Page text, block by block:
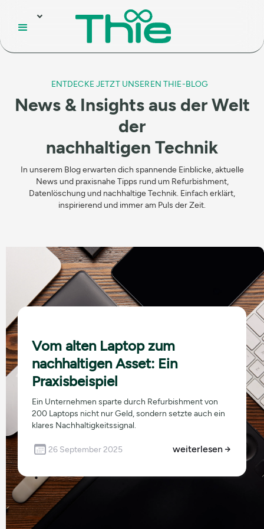
ENTDECKE JETZT UNSEREN THIE-BLOG
News & Insights aus der Welt
der
nachhaltigen Technik
In unserem Blog erwarten dich spannende Einblicke, aktuelle
News und praxisnahe Tipps rund um Refurbishment,
Datenlöschung und nachhaltige Technik. Einfach erklärt,
inspirierend und immer am Puls der Zeit.
Vom alten Laptop zum
nachhaltigen Asset: Ein
Praxisbeispiel
Ein Unternehmen sparte durch Refurbishment von
200 Laptops nicht nur Geld, sondern setzte auch ein
klares Nachhaltigkeitssignal.
26 September 2025 weiterlesen